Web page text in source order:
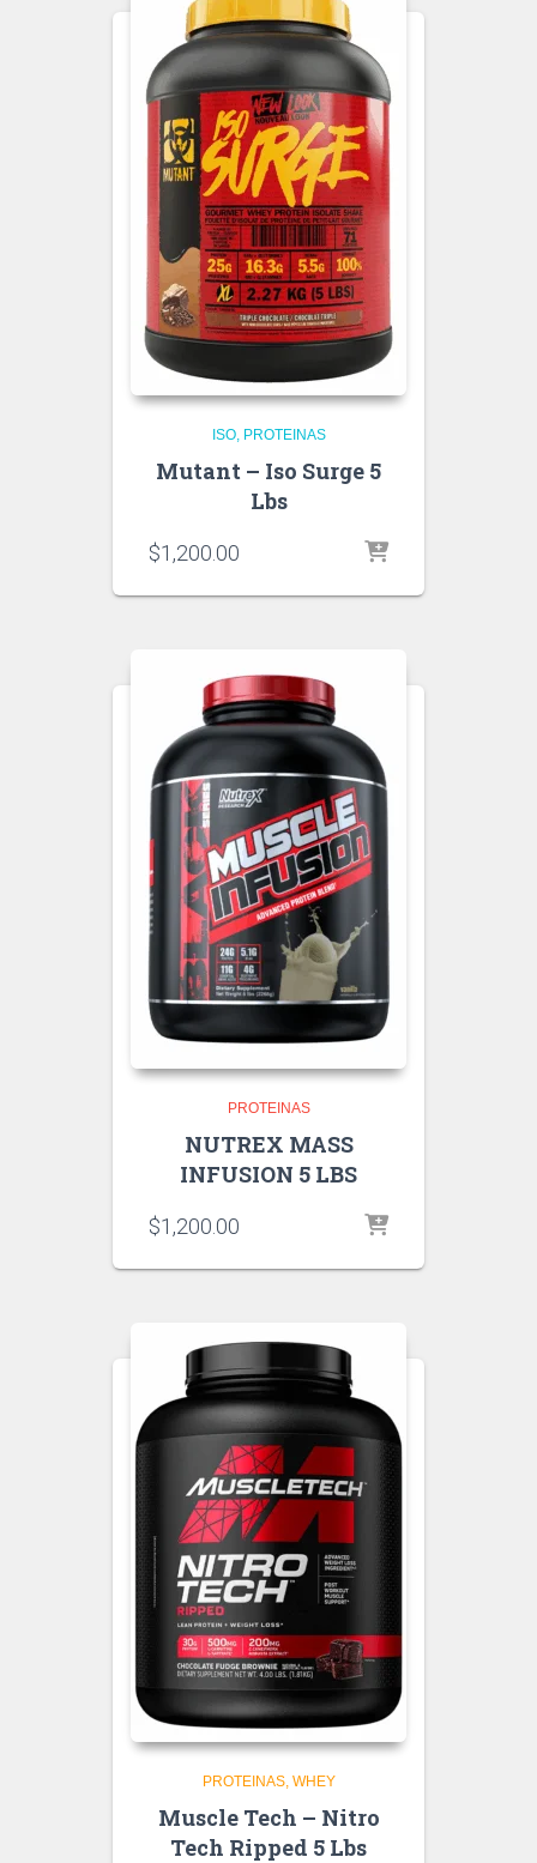
ISO PROTEINAS
Mutant – Iso Surge 5
Lbs
$1,200.00
PROTEINAS
NUTREX MASS
INFUSION 5 LBS
$1,200.00
PROTEINAS WHEY
Muscle Tech – Nitro
Tech Ripped 5 Lbs